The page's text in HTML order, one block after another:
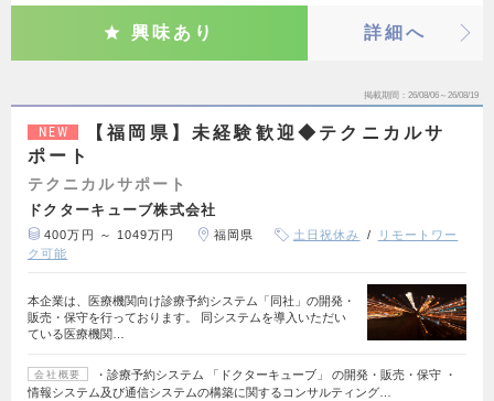
興味あり 詳細へ
掲載期間 26/08/06～26/08/19
NEW
【福岡県】未経験歓迎◆テクニカルサ
ポート
テクニカルサポート
ドクターキューブ株式会社
400万円 ～ 1049万円 福岡県 土日祝休み
リモートワー
ク可能
本企業は、医療機関向け診療予約システム「同社」の開発・
販売・保守を行っております。 同システムを導入いただい
ている医療機関…
会社概要
・診療予約システム 「ドクターキューブ」 の開発・販売・保守 ・
情報システム及び通信システムの構築に関するコンサルティング…